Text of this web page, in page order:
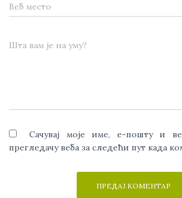
Веб место
Шта вам је на уму?
Сачувај моје име, е-пошту и
прегледачу веба за следећи пут када